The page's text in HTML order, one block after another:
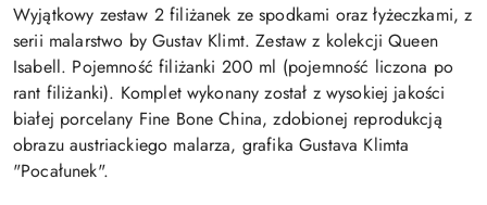
Wyjątkowy zestaw 2 filiżanek ze spodkami oraz łyżeczkami, z
serii malarstwo by Gustav Klimt. Zestaw z kolekcji Queen
Isabell. Pojemność filiżanki 200 ml (pojemność liczona po
rant filiżanki). Komplet wykonany został z wysokiej jakości
białej porcelany Fine Bone China, zdobionej reprodukcją
obrazu austriackiego malarza, grafika Gustava Klimta
"Pocałunek".